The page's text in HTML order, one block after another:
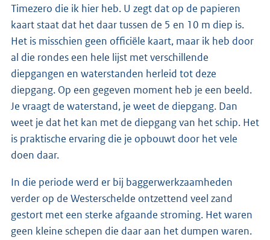
Timezero die ik hier heb. U zegt dat op de papieren
kaart staat dat het daar tussen de 5 en 10 m diep is.
Het is misschien geen officiële kaart, maar ik heb door
al die rondes een hele lijst met verschillende
diepgangen en waterstanden herleid tot deze
diepgang. Op een gegeven moment heb je een beeld.
Je vraagt de waterstand, je weet de diepgang. Dan
weet je dat het kan met de diepgang van het schip. Het
is praktische ervaring die je opbouwt door het vele
doen daar.
In die periode werd er bij baggerwerkzaamheden
verder op de Westerschelde ontzettend veel zand
gestort met een sterke afgaande stroming. Het waren
geen kleine schepen die daar aan het dumpen waren.